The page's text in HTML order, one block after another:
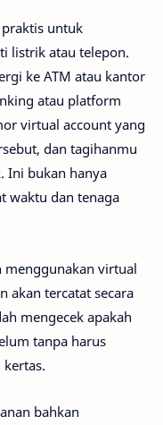
untuk
listrik atau telepon.
ke ATM atau kantor
atau platform
virtual account yang
dan tagihanmu
Ini bukan hanya
waktu dan tenaga
menggunakan virtual
akan tercatat secara
mengecek apakah
tanpa harus
bahkan